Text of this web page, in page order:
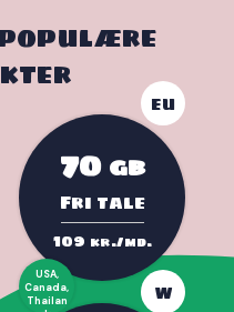
populære
EU
70 GB
Fri tale
109 kr./md.
USA,
Canada,
Thailan
W